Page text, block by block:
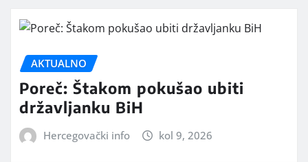
AKTUALNO
Poreč: Štakom pokušao ubiti
državljanku BiH
Hercegovački info kol 9, 2026